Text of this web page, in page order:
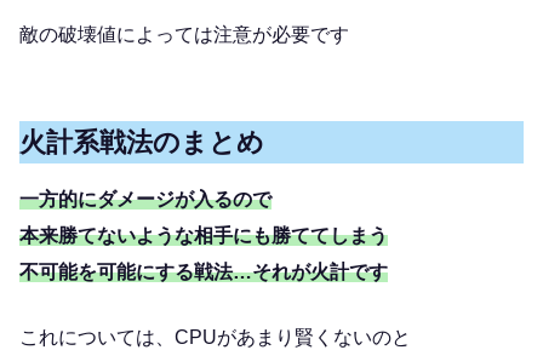
敵の破壊値によっては注意が必要です
火計系戦法のまとめ
一方的にダメージが入るので
本来勝てないような相手にも勝ててしまう
不可能を可能にする戦法…それが火計です
これについては、CPUがあまり賢くないのと